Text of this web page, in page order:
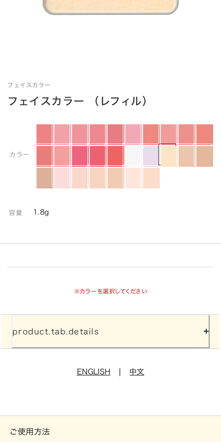
フェイスカラー
フェイスカラー （レフィル）
カラー
容量 1.8g
※カラーを選択してください
product.tab.details
ENGLISH 中文
ご使用方法